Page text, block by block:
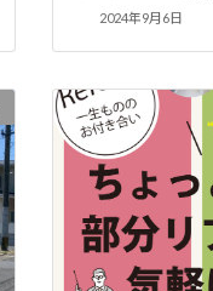
2024年9月6日